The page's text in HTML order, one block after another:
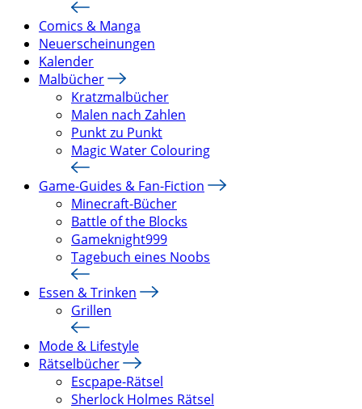
Comics & Manga
Neuerscheinungen
Kalender
Malbücher
Kratzmalbücher
Malen nach Zahlen
Punkt zu Punkt
Magic Water Colouring
Game-Guides & Fan-Fiction
Minecraft-Bücher
Battle of the Blocks
Gameknight999
Tagebuch eines Noobs
Essen & Trinken
Grillen
Mode & Lifestyle
Rätselbücher
Escpape-Rätsel
Sherlock Holmes Rätsel